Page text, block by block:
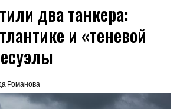
два танкера:
и «теневой
Романова